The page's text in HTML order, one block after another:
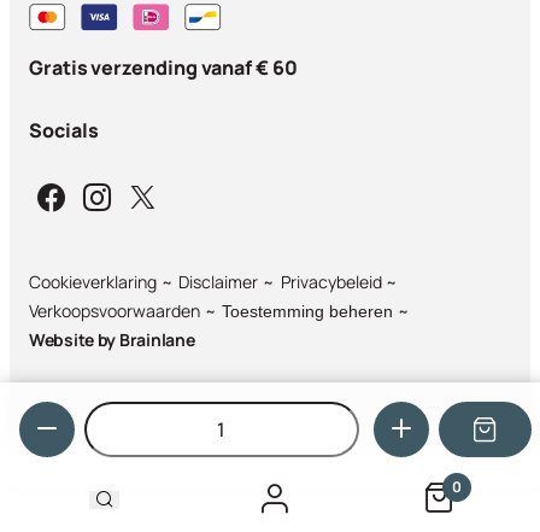
0
Hoeveelheid
Gratis verzending vanaf € 60
Socials
Cookieverklaring Disclaimer
Privacybeleid
Verkoopsvoorwaarden
Toestemming beheren
Website by Brainlane